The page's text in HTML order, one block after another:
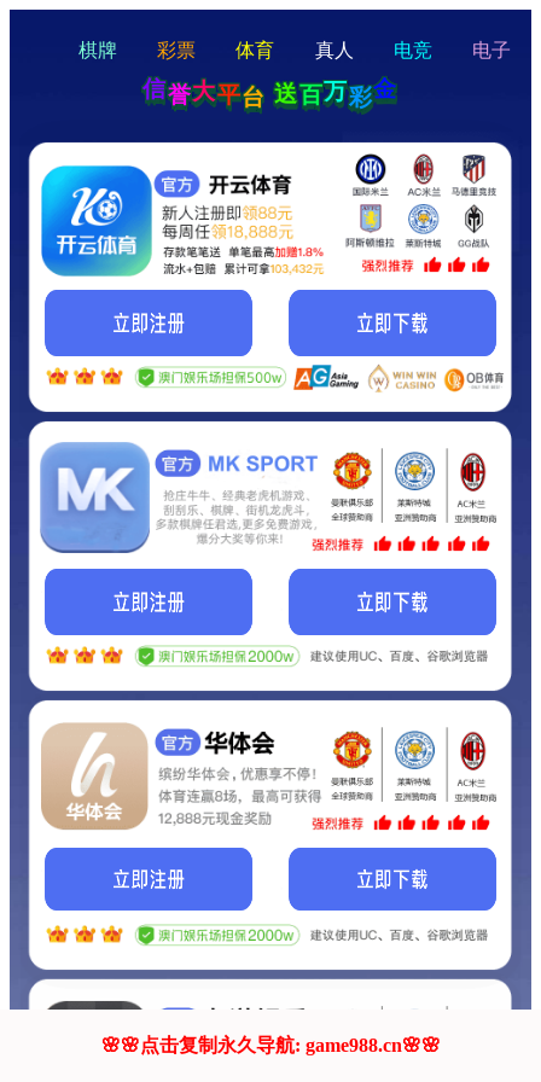
hello
Hey Guys!
我们即将上线啦...
我们的网站正在建设.
它将是非常棒的网站.
联系我们!